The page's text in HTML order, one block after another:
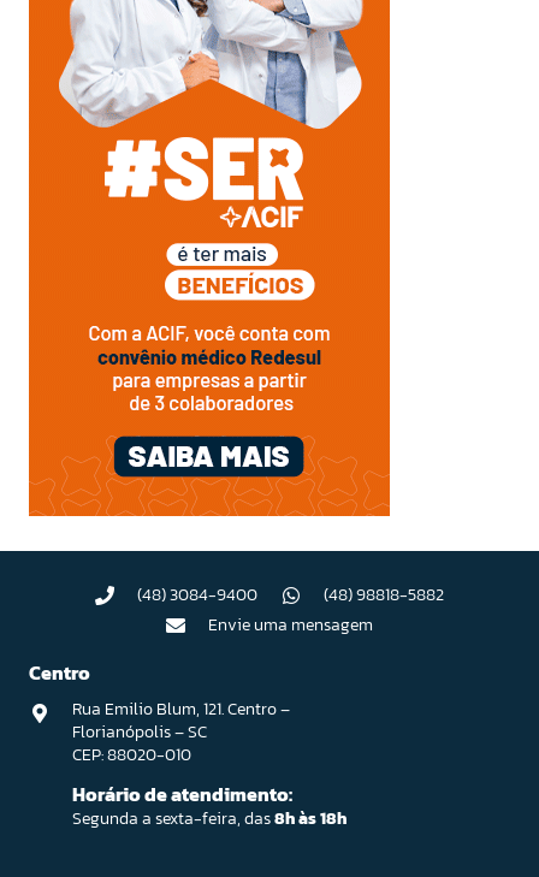
(48) 3084-9400
(48) 98818-5882
Envie uma mensagem
Centro
Rua Emilio Blum, 121. Centro –
Florianópolis – SC
CEP: 88020-010
Horário de atendimento:
Segunda a sexta-feira, das8h às 18h